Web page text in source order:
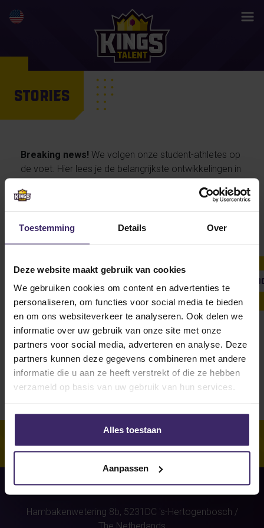
Toestemming Details Over
Deze website maakt gebruik van cookies
We gebruiken cookies om content en advertenties te
personaliseren, om functies voor social media te bieden
en om ons websiteverkeer te analyseren. Ook delen we
informatie over uw gebruik van onze site met onze
partners voor social media, adverteren en analyse. Deze
partners kunnen deze gegevens combineren met andere
informatie die u aan ze heeft verstrekt of die ze hebben
verzameld op basis van uw gebruik van hun services.
Alles toestaan
Aanpassen
STORIES
Breaking news! We volgen onze student-athletes op
de voet. Hier lees je de belangrijkste ontwikkelingen in
persoonlijke verhalen van onze talenten… en straks
Unfortunately, for this athlete
(Filip Peters)were no stories
found.
Hambakenwetering 8b, 5231DC 's-Hertogenbosch /